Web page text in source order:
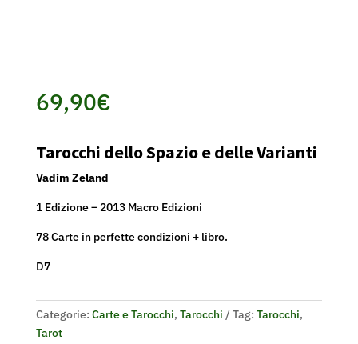
69,90€
Tarocchi dello Spazio e delle Varianti
Vadim Zeland
1 Edizione – 2013 Macro Edizioni
78 Carte in perfette condizioni + libro.
D7
Categorie: Carte e Tarocchi, Tarocchi Tag: Tarocchi,
Tarot